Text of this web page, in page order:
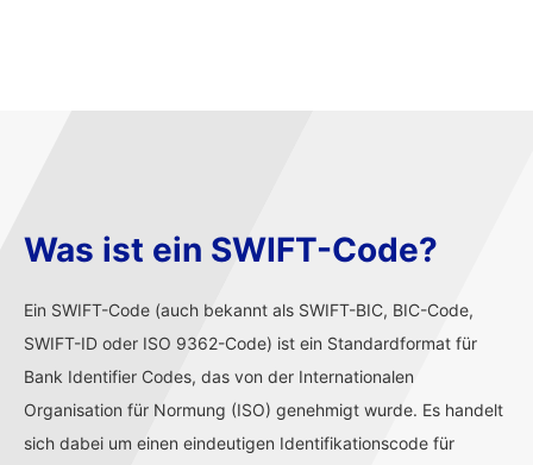
Was ist ein SWIFT-Code?
Ein SWIFT-Code (auch bekannt als SWIFT-BIC, BIC-Code,
SWIFT-ID oder ISO 9362-Code) ist ein Standardformat für
Bank Identifier Codes, das von der Internationalen
Organisation für Normung (ISO) genehmigt wurde. Es handelt
sich dabei um einen eindeutigen Identifikationscode für